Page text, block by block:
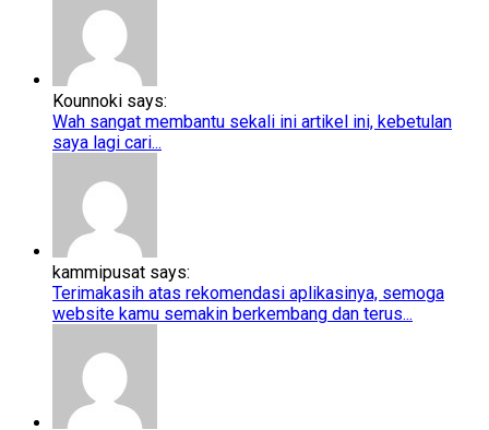
Kounnoki says:
Wah sangat membantu sekali ini artikel ini, kebetulan
saya lagi cari...
kammipusat says:
Terimakasih atas rekomendasi aplikasinya, semoga
website kamu semakin berkembang dan terus...